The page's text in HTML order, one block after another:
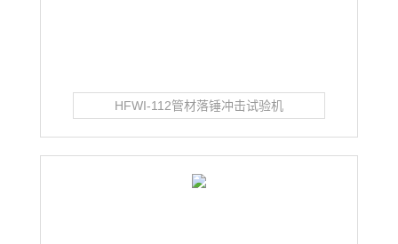
HFWI-112管材落锤冲击试验机